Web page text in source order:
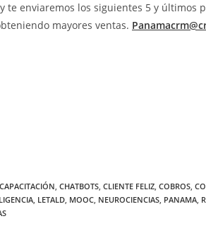
te enviaremos los siguientes 5 y
mayores ventas.
CAPACITACIÓN, CHATBOTS, CLIENTE FELIZ, COBROS,
, LETALD, MOOC, NEUROCIENCIAS, PANAMA,